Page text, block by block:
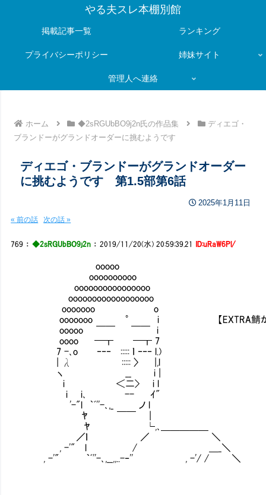
やる夫スレ本棚別館
掲載記事一覧 ランキング
プライバシーポリシー 姉妹サイト
管理人へ連絡
ホーム ◆2sRGUbBO9j2n氏の作品集
ディエゴ・
ブランドーがグランドオーダーに挑むようです
ディエゴ・ブランドーがグランドオーダー
に挑むようです 第1.5部第6話
2025年1月11日
« 前の話 次の話 »
769 ：◆2sRGUbBO9j2n ：2019/11/20(水) 20:59:39.21 ID:uRaW6Pl/
ooooo
oooooooooo
oooooooooooooooo
oooooooooooooooooo
ooooooo o
ooooooo ° i 【EXTRA鯖がほとんど実装され
ooooo ￣￣ ￣￣ i
oooo ━┳ ━┳ 7
7 -､o ‐‐‐ ::::: ｌ ‐‐‐ l.)
| λ ::::: 〉 |,l
ヽ __ i |
i ＜二> i l
i i､ -- ｲ"
'-"l ｀ﾞ''-､,_ ノ l
ﾔ ￣￣ |
ﾔ └,､＿＿＿＿＿
／ｌ ／ ＼
, -'" l / ＿_＼
, -'" ｀ﾞ''-､,__,,..-‐'' , -'/ / ＼